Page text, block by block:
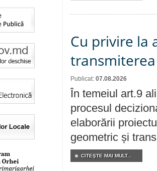
Cu privire la
Publicat: 07.08.2026
În temeiul art.9
procesul
elaborării
geometric și
CITEŞTE MAI MULT...